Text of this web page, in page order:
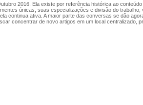
2016. Ela existe por referência histórica ao
únicas, suas especializações e divisão do trabalho,
continua ativa. A maior parte das conversas se dão
concentrar de novo artigos em um local centralizado,